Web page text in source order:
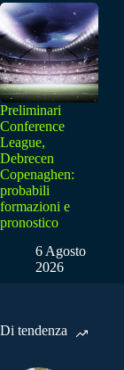
Preliminari
Conference
League,
Debrecen
Copenaghen:
probabili
formazioni e
pronostico
6 Agosto
2026
Di tendenza